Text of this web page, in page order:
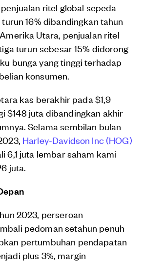
ritel global sepeda
16% dibandingkan tahun
Utara, penjualan ritel
turun sebesar 15% didorong
bunga yang tinggi terhadap
konsumen.
kas berakhir pada $1,9
$148 juta dibandingkan akhir
Selama sembilan bulan
Harley-Davidson Inc (HOG)
6,1 juta lembar saham kami
juta.
2023, perseroan
pedoman setahun penuh
pertumbuhan pendapatan
plus 3%, margin